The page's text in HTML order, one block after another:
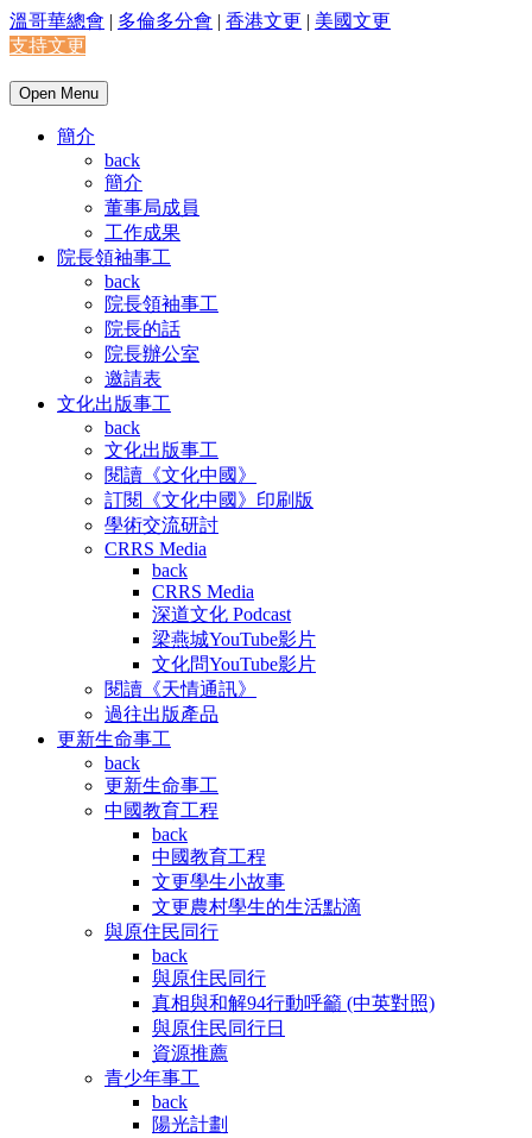
溫哥華總會 | 多倫多分會 | 香港文更 | 美國文更
支持文更
Open Menu
簡介
back
簡介
董事局成員
工作成果
院長領袖事工
back
院長領袖事工
院長的話
院長辦公室
邀請表
文化出版事工
back
文化出版事工
閱讀《文化中國》
訂閱《文化中國》印刷版
學術交流研討
CRRS Media
back
CRRS Media
深道文化 Podcast
梁燕城YouTube影片
文化問YouTube影片
閱讀《天情通訊》
過往出版產品
更新生命事工
back
更新生命事工
中國教育工程
back
中國教育工程
文更學生小故事
文更農村學生的生活點滴
與原住民同行
back
與原住民同行
真相與和解94行動呼籲 (中英對照)
與原住民同行日
資源推薦
青少年事工
back
陽光計劃